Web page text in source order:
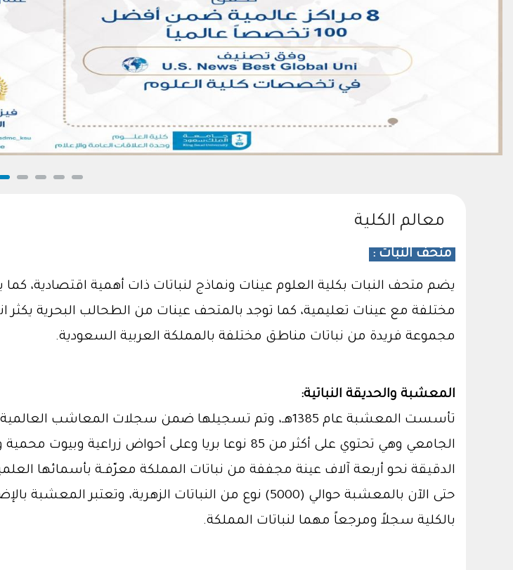
معالم الكلية
متحف النبات :
يضم متحف النبات بكلية العلوم عينات ونماذج لنباتات ذات أهمية اقتصادية،
مختلفة مع عينات تعليمية، كما توجد بالمتحف عينات من الطحالب البحرية يكثر
مجموعة فريدة من نباتات مناطق مختلفة بالمملكة العربية السعودية.
المعشبة والحديقة النباتية:
الجامعي وهي تحتوي على أكثر من 85 نوعا بريا وعلى
الدقيقة نحو أربعة آلاف عينة مجففة من نباتات المملكة معرّفـة بأسمائها
حتى الآن بالمعشبة حوالي (5000) نوع من النباتات الزهرية،
بالكلية سجلاً ومرجعاً مهما لنباتات المملكة.